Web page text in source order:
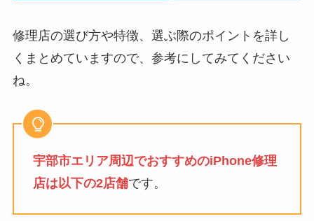
修理店の選び方や特徴、選ぶ際のポイントを詳し
くまとめていますので、参考にしてみてください
ね。
宇部市エリア周辺でおすすめのiPhone修理
店は以下の2店舗です。